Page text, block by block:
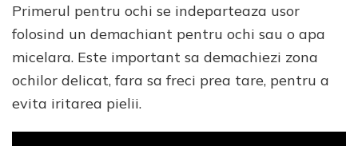
Primerul pentru ochi se indeparteaza usor
folosind un demachiant pentru ochi sau o apa
micelara. Este important sa demachiezi zona
ochilor delicat, fara sa freci prea tare, pentru a
evita iritarea pielii.